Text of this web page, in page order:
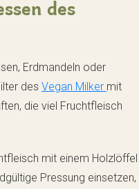
des
Erdmandeln oder
des Vegan Milker mit
die viel Fruchtfleisch
mit einem Holzlöffel
Pressung einsetzen,